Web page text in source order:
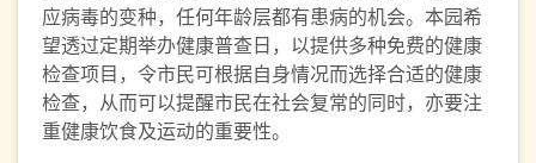
应病毒的变种，任何年龄层都有患病的机会。本园希
望透过定期举办健康普查日，以提供多种免费的健康
检查项目，令市民可根据自身情况而选择合适的健康
检查，从而可以提醒市民在社会复常的同时，亦要注
重健康饮食及运动的重要性。